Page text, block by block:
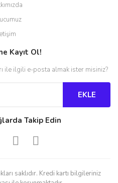
Kayıt Ol!
ile ilgili e-posta almak ister misiniz?
EKLE
Takip Edin
saklıdır. Kredi kartı bilgileriniz